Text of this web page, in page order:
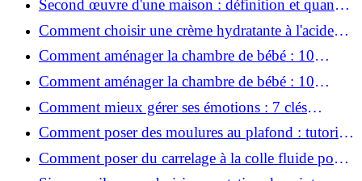
Second œuvre d'une maison : définition et quand
le réaliser
Comment choisir une crème hydratante à l'acide
hyaluronique et niacinamide ?
Comment aménager la chambre de bébé : 10
conseils sécurité, déco et rangement
Comment aménager la chambre de bébé : 10
conseils sécurité, déco et rangement
Comment mieux gérer ses émotions : 7 clés
pratiques
Comment poser des moulures au plafond : tutoriel
vidéo pas à pas ?
Comment poser du carrelage à la colle fluide pour
un rendu professionnel ?